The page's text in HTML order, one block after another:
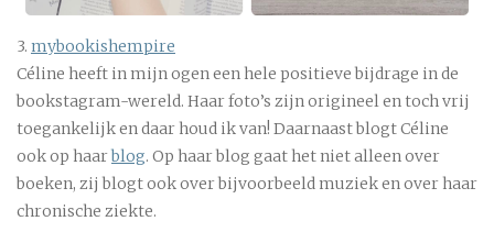
3. mybookishempire
Céline heeft in mijn ogen een hele positieve bijdrage in de
bookstagram-wereld. Haar foto’s zijn origineel en toch vrij
toegankelijk en daar houd ik van! Daarnaast blogt Céline
ook op haarblog. Op haar blog gaat het niet alleen over
boeken, zij blogt ook over bijvoorbeeld muziek en over haar
chronische ziekte.